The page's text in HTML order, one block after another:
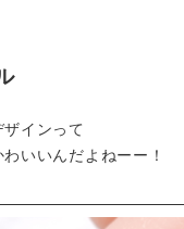
インって
いいんだよねーー！